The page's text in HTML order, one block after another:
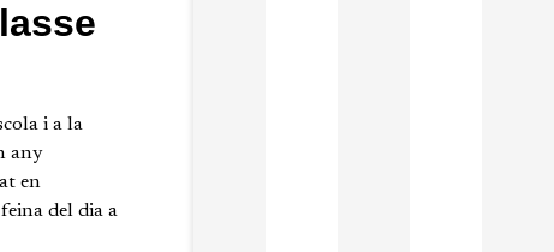
i a la
any
en
del dia a